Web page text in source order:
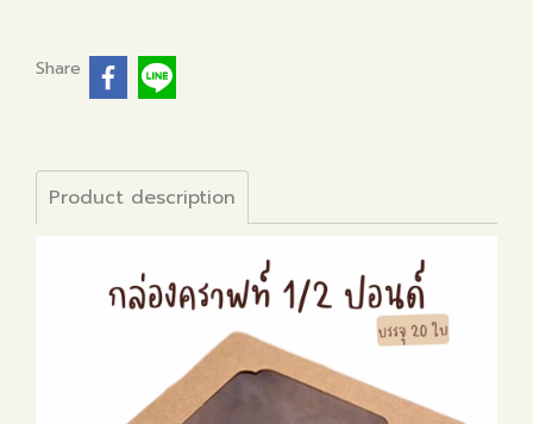
Share
Product description